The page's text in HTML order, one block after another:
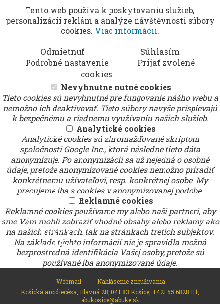
Tento web používa k poskytovaniu služieb,
personalizácii reklám a analýze návštěvnosti súbory
cookies. Viac informácií.
Odmietnuť Súhlasím
Podrobné nastavenie
Prijať zvolené
cookies
Nevyhnutne nutné cookies
Tieto cookies sú nevyhnutné pre fungovanie nášho webu a
nemožno ich deaktivovať. Tieto súbory navyše prispievajú
k bezpečnému a riadnemu využívaniu našich služieb.
Analytické cookies
Analytické cookies sú zhromažďované skriptom
spoločnosti Google Inc., ktorá následne tieto dáta
anonymizuje. Po anonymizácii sa už nejedná o osobné
údaje, pretože anonymizované cookies nemožno priradiť
konkrétnemu užívateľovi, resp. konkrétnej osobe. My
pracujeme iba s cookies v anonymizovanej podobe.
Reklamné cookies
Reklamné cookies používame my alebo naši partneri, aby
sme Vám mohli zobraziť vhodné obsahy alebo reklamy ako
na našich stránkach, tak na stránkach tretích subjektov.
Na základe týchto informácií nie je spravidla možná
bezprostredná identifikácia Vašej osoby, pretože sú
používané iba anonymizované údaje.
Webmail
Nahlásenie zneužívania
Košická arcidiecéza, Hlavná 28, 041 83 Košice, +421 55 6828 111,
abukosice@abuke.sk
Košická
arcidiecéza